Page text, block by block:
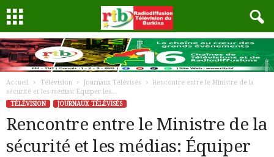
Accueil Télévision Journaux Télévisés
Rencontre entre le Ministre de la
sécurité et les médias: Équiper les...
TÉLÉVISION
JOURNAUX TÉLÉVISÉS
Rencontre entre le Ministre de la
sécurité et les médias: Équiper